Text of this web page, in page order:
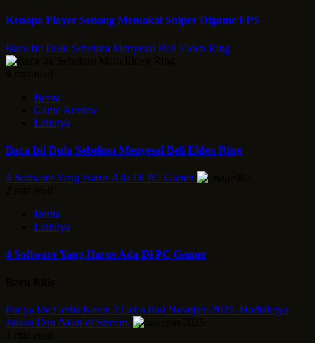
Kenapa Player Senang Memakai Sniper Digame FPS
Baca Ini Dulu Sebelum Menyesal Beli Elden Ring
Berita
Game Review
Lainnya
Baca Ini Dulu Sebelum Menyesal Beli Elden Ring
4 Software Yang Harus Ada Di PC Gamer
Berita
Lainnya
4 Software Yang Harus Ada Di PC Gamer
Punya Ide Cerita Keren ? Coba Ikut Novejam 2025. Hadiahnya
Jutaan Dan Akan di Stream.